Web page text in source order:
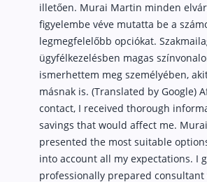
illetően. Murai Martin minden
figyelembe véve mutatta be a
legmegfelelőbb opciókat.
ügyfélkezelésben magas
ismerhettem meg személyében,
másnak is. (Translated by Google)
contact, I received thorough
savings that would affect me.
presented the most suitable
into account all my expectations. I
professionally prepared